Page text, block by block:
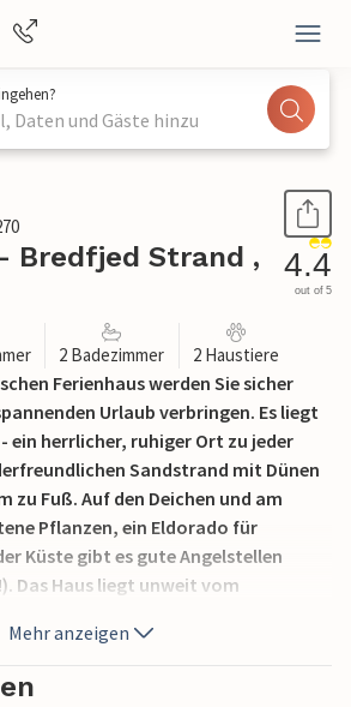
Daten und Gäste hinzu
Bredfjed Strand ,
4.4
out of 5
2 Badezimmer 2 Haustiere
Ferienhaus werden Sie sicher
Urlaub verbringen. Es liegt
ein herrlicher, ruhiger Ort zu jeder
Sandstrand mit Dünen
zu Fuß. Auf den Deichen und am
Pflanzen, ein Eldorado für
Küste gibt es gute Angelstellen
Das Haus liegt unweit vom
Mehr anzeigen